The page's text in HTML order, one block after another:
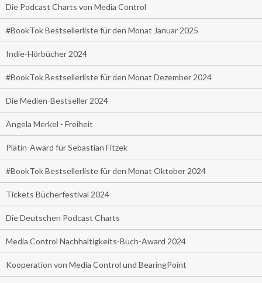
Die Podcast Charts von Media Control
#BookTok Bestsellerliste für den Monat Januar 2025
Indie-Hörbücher 2024
#BookTok Bestsellerliste für den Monat Dezember 2024
Die Medien-Bestseller 2024
Angela Merkel - Freiheit
Platin-Award für Sebastian Fitzek
#BookTok Bestsellerliste für den Monat Oktober 2024
Tickets Bücherfestival 2024
Die Deutschen Podcast Charts
Media Control Nachhaltigkeits-Buch-Award 2024
Kooperation von Media Control und BearingPoint